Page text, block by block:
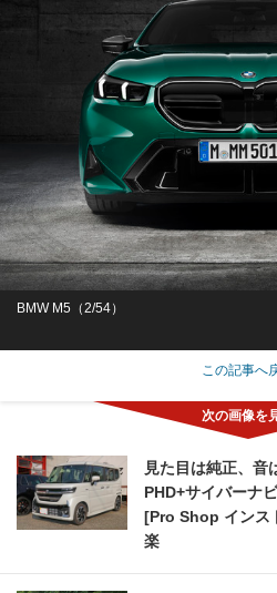
BMW M5（2/54）
この記事へ
見た目は純正、音
PHD+サイバーナ
[Pro Shop インス
楽